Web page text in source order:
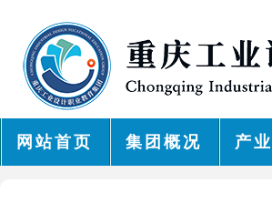
网站首页 集团概况 产